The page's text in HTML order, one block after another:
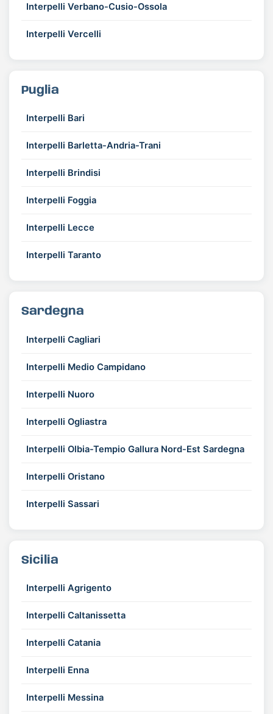
Interpelli Verbano-Cusio-Ossola
Interpelli Vercelli
Puglia
Interpelli Bari
Interpelli Barletta-Andria-Trani
Interpelli Brindisi
Interpelli Foggia
Interpelli Lecce
Interpelli Taranto
Sardegna
Interpelli Cagliari
Interpelli Medio Campidano
Interpelli Nuoro
Interpelli Ogliastra
Interpelli Olbia-Tempio Gallura Nord-Est Sardegna
Interpelli Oristano
Interpelli Sassari
Sicilia
Interpelli Agrigento
Interpelli Caltanissetta
Interpelli Catania
Interpelli Enna
Interpelli Messina